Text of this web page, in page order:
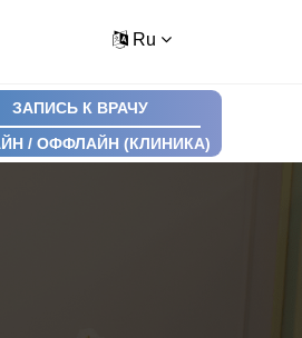
Ru
ЗАПИСЬ К ВРАЧУ
/ ОФФЛАЙН (КЛИНИКА)